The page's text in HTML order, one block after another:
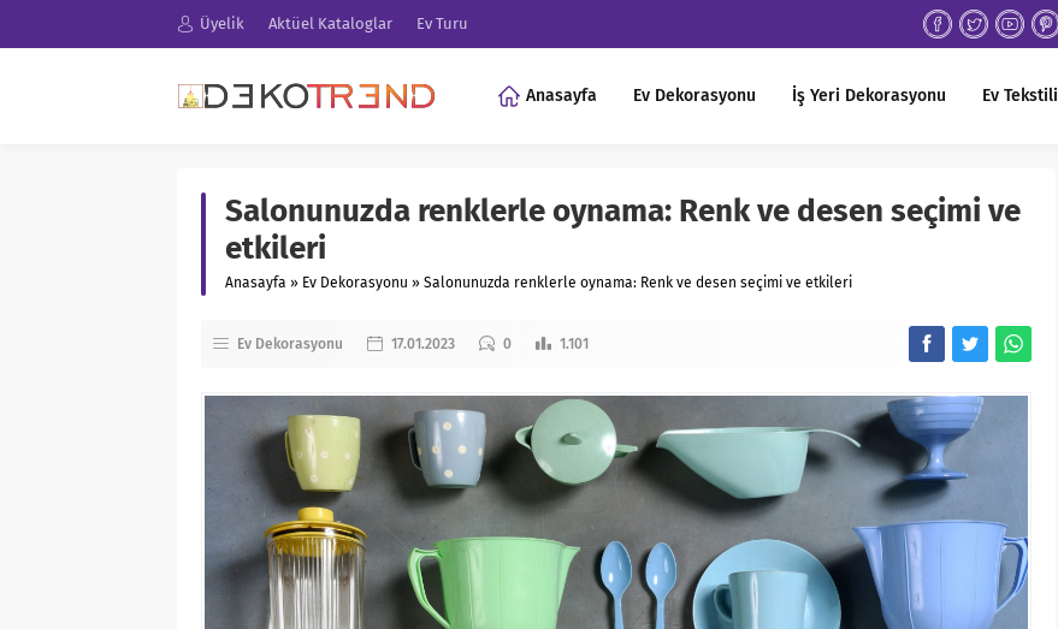
Üyelik Aktüel Kataloglar Ev Turu
Anasayfa Ev Dekorasyonu İş Yeri Dekorasyonu Ev Tekstili
Salonunuzda renklerle oynama: Renk ve desen seçimi ve
etkileri
Anasayfa » Ev Dekorasyonu » Salonunuzda renklerle oynama: Renk ve desen seçimi ve etkileri
Ev Dekorasyonu 17.01.2023 0 1.101